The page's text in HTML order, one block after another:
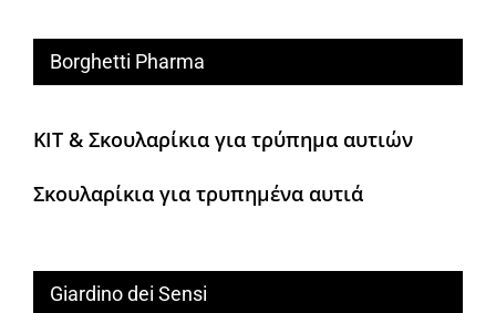
Borghetti Pharma
KIT & Σκουλαρίκια για τρύπημα αυτιών
Σκουλαρίκια για τρυπημένα αυτιά
Giardino dei Sensi